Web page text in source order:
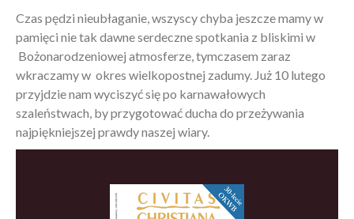
Czas pędzi nieubłaganie, wszyscy chyba jeszcze mamy w
pamięci nie tak dawne serdeczne spotkania z bliskimi w
Bożonarodzeniowej atmosferze, tymczasem zaraz
wkraczamy w okres wielkopostnej zadumy. Już 10 lutego
przyjdzie nam wyciszyć się po karnawałowych
szaleństwach, by przygotować ducha do przeżywania
najpiękniejszej prawdy naszej wiary.